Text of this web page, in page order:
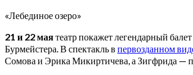
«Лебединое озеро»
21 и 22 маятеатр покажет легендарный балет
Бурмейстера. В спектакль в первозданном
Сомова и Эрика Микиртичева, а Зигфрида